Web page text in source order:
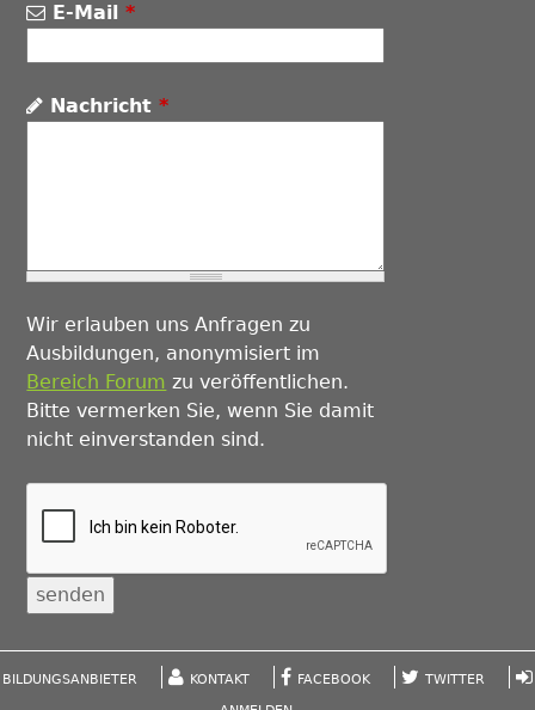
E-Mail*
Nachricht*
Wir erlauben uns Anfragen zu
Ausbildungen, anonymisiert im
Bereich Forum zu veröffentlichen.
Bitte vermerken Sie, wenn Sie damit
nicht einverstanden sind.
BILDUNGSANBIETER KONTAKT FACEBOOK
TWITTER